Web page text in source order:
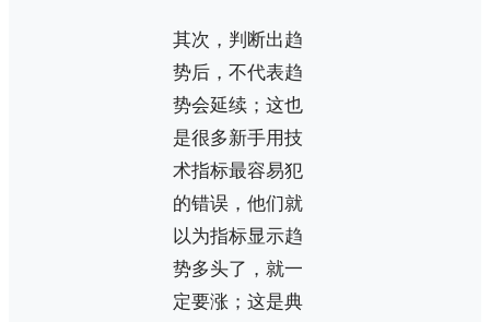
其次，判断出趋
势后，不代表趋
势会延续；这也
是很多新手用技
术指标最容易犯
的错误，他们就
以为指标显示趋
势多头了，就一
定要涨；这是典